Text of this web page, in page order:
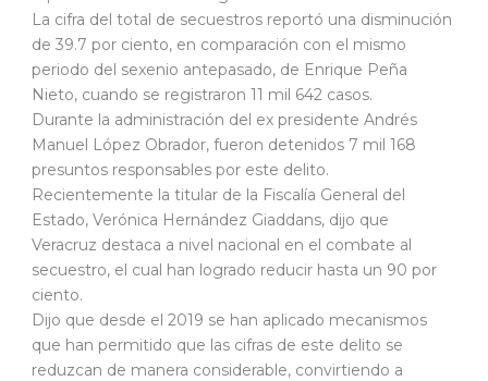
La cifra del total de secuestros reportó una disminución
de 39.7 por ciento, en comparación con el mismo
periodo del sexenio antepasado, de Enrique Peña
Nieto, cuando se registraron 11 mil 642 casos.
Durante la administración del ex presidente Andrés
Manuel López Obrador, fueron detenidos 7 mil 168
presuntos responsables por este delito.
Recientemente la titular de la Fiscalía General del
Estado, Verónica Hernández Giaddans, dijo que
Veracruz destaca a nivel nacional en el combate al
secuestro, el cual han logrado reducir hasta un 90 por
ciento.
Dijo que desde el 2019 se han aplicado mecanismos
que han permitido que las cifras de este delito se
reduzcan de manera considerable, convirtiendo a